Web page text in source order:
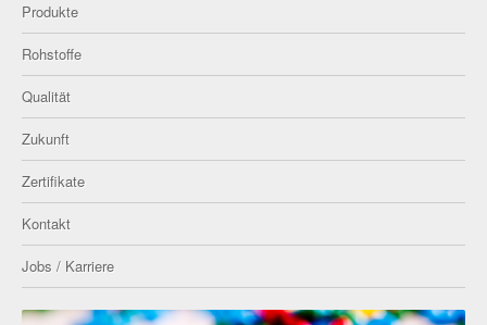
Produkte
Rohstoffe
Qualität
Zukunft
Zertifikate
Kontakt
Jobs / Karriere